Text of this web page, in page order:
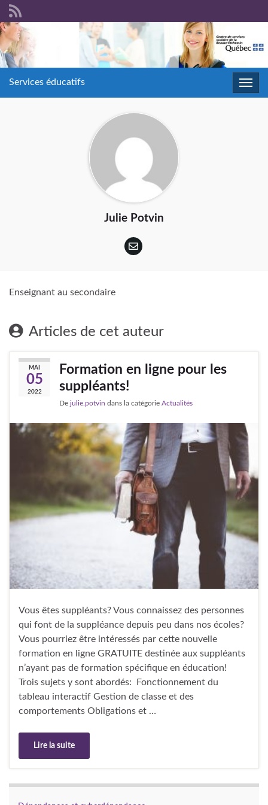
Services éducatifs
Julie Potvin
Enseignant au secondaire
Articles de cet auteur
MAI
05
2022
Formation en ligne pour les
suppléants!
De julie.potvin dans la catégorie Actualités
Vous êtes suppléants? Vous connaissez des personnes
qui font de la suppléance depuis peu dans nos écoles?
Vous pourriez être intéressés par cette nouvelle
formation en ligne GRATUITE destinée aux suppléants
n’ayant pas de formation spécifique en éducation!
Trois sujets y sont abordés: Fonctionnement du
tableau interactif Gestion de classe et des
comportements Obligations et …
Lire la suite